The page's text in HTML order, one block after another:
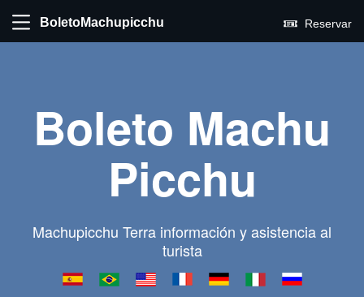
BoletoMachupicchu Reservar
Boleto Machu
Picchu
Machupicchu Terra información y asistencia al
turista